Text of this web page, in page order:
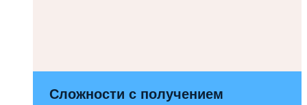
Сложности с получением